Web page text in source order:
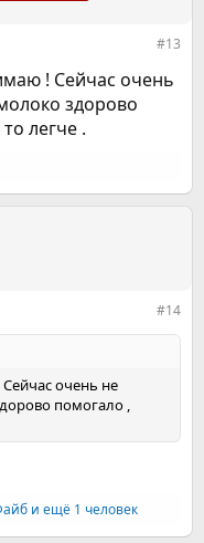
#13
! Сейчас очень
здорово
легче .
#14
очень не
помогало ,
и ещё 1 человек